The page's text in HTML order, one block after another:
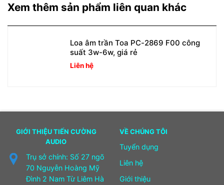
Xem thêm sản phẩm liên quan khác
Loa âm trần Toa PC-2869 F00 công
suất 3w-6w, giá rẻ
Liên hệ
GIỚI THIỆU TIẾN CƯỜNG
AUDIO
Trụ sở chính: Số 27 ngõ
70 Nguyễn Hoàng Mỹ
Đình 2 Nam Từ Liêm Hà
VỀ CHÚNG TÔI
Tuyển dụng
Liên hệ
Giới thiệu